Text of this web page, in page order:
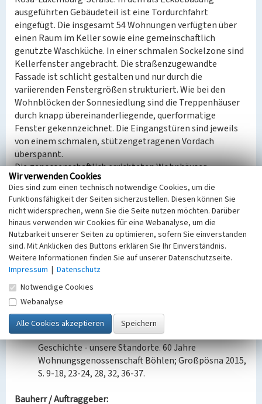
ausgeführten Gebäudeteil ist eine Tordurchfahrt
eingefügt. Die insgesamt 54 Wohnungen verfügten über
einen Raum im Keller sowie eine gemeinschaftlich
genutzte Waschküche. In einer schmalen Sockelzone sind
Kellerfenster angebracht. Die straßenzugewandte
Fassade ist schlicht gestalten und nur durch die
variierenden Fenstergrößen strukturiert. Wie bei den
Wohnblöcken der Sonnesiedlung sind die Treppenhäuser
durch knapp übereinanderliegende, querformatige
Fenster gekennzeichnet. Die Eingangstüren sind jeweils
von einem schmalen, stützengetragenen Vordach
überspannt.
Die genossenschaftlich errichteten Wohnhäuser
verweisen auf die Ausdehnung des Einzugsgebiets des
Böhlener Werkes in nördliche Richtung. Gleichzeitig sind
sie von sozialgeschichtlicher Bedeutung als besondere
Organisationsform der Wohnraumbeschaffung.
(Isabell Schmock-Wieczorek, Landesamt für
Denkmalpflege Sachsen, 2023)
Datierung:
Erbauung 1958–1960
Quellen/Literaturangaben:
Wohnungsgenossenschaft Böhlen (Hg.): Unsere
Geschichte - unsere Standorte. 60 Jahre
Wohnungsgenossenschaft Böhlen; Großpösna 2015,
S. 9-18, 23-24, 28, 32, 36-37.
Bauherr / Auftraggeber:
Wir verwenden Cookies
Dies sind zum einen technisch notwendige Cookies, um die
Funktionsfähigkeit der Seiten sicherzustellen. Diesen können Sie
nicht widersprechen, wenn Sie die Seite nutzen möchten. Darüber
hinaus verwenden wir Cookies für eine Webanalyse, um die
Nutzbarkeit unserer Seiten zu optimieren, sofern Sie einverstanden
sind. Mit Anklicken des Buttons erklären Sie Ihr Einverständnis.
Weitere Informationen finden Sie auf unserer Datenschutzseite.
Impressum | Datenschutz
Notwendige Cookies
Webanalyse